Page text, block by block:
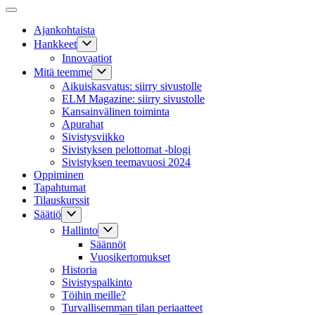
Ajankohtaista
Hankkeet
Innovaatiot
Mitä teemme
Aikuiskasvatus: siirry sivustolle
ELM Magazine: siirry sivustolle
Kansainvälinen toiminta
Apurahat
Sivistysviikko
Sivistyksen pelottomat -blogi
Sivistyksen teemavuosi 2024
Oppiminen
Tapahtumat
Tilauskurssit
Säätiö
Hallinto
Säännöt
Vuosikertomukset
Historia
Sivistyspalkinto
Töihin meille?
Turvallisemman tilan periaatteet